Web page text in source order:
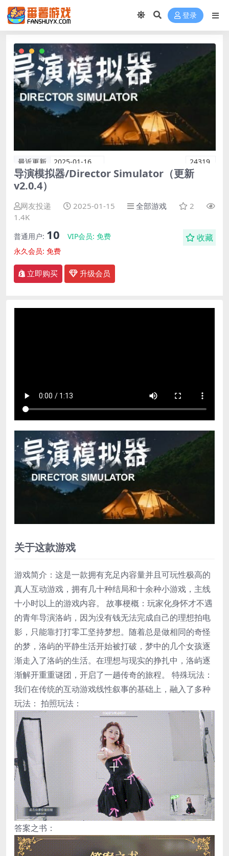
登录
最近更新 2025-01-16 24319
导演模拟器/Director Simulator（更新
v2.0.4）
网友投递 2025-01-15 全部游戏
2
1.4K
普通用户: 10 VIP会员: 免费
永久会员: 免费
收藏
立即购买 升级会员
关于这款游戏
游戏简介：这是一款拥有充足内容量并且可玩性极高的
真人互动游戏，拥有几十种结局和十余种小游戏，主线
十小时以上的游戏内容。 故事梗概：玩家化身怀才不遇
的青年导演洛屿，因为没有钱无法完成自己的理想拍电
影，只能靠打打零工坚持梦想。随着总是做相同的奇怪
的梦，洛屿的平静生活开始被打破，梦中的几个女孩逐
渐走入了洛屿的生活。在理想与现实的挣扎中，洛屿逐
渐解开重重谜团，开启了一趟传奇的旅程。 特殊玩法：
我们在传统的互动游戏线性叙事的基础上，融入了多种
玩法： 拍照玩法：
答案之书：